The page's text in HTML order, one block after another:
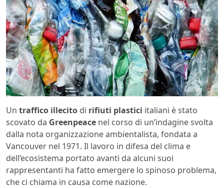
Un traffico illecito di rifiuti plastici italiani è stato
scovato da Greenpeace nel corso di un’indagine svolta
dalla nota organizzazione ambientalista, fondata a
Vancouver nel 1971. Il lavoro in difesa del clima e
dell’ecosistema portato avanti da alcuni suoi
rappresentanti ha fatto emergere lo spinoso problema,
che ci chiama in causa come nazione.